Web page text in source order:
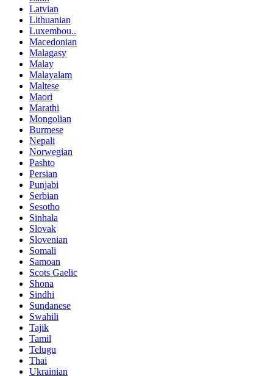
Latvian
Lithuanian
Luxembou..
Macedonian
Malagasy
Malay
Malayalam
Maltese
Maori
Marathi
Mongolian
Burmese
Nepali
Norwegian
Pashto
Persian
Punjabi
Serbian
Sesotho
Sinhala
Slovak
Slovenian
Somali
Samoan
Scots Gaelic
Shona
Sindhi
Sundanese
Swahili
Tajik
Tamil
Telugu
Thai
Ukrainian